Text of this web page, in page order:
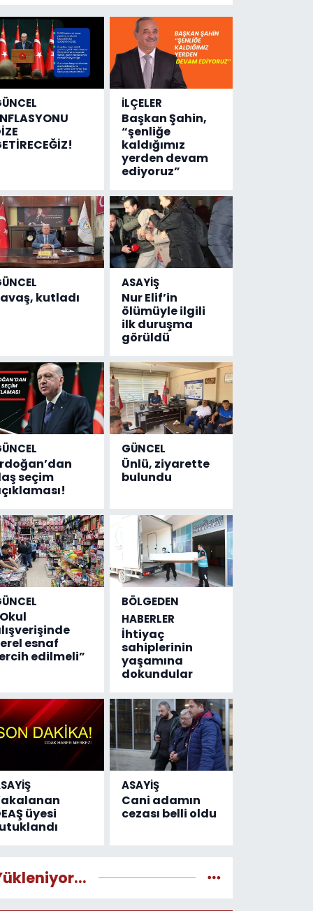
kaza
sayısı!
İLÇELER
Başkan Şahin,
“şenliğe
kaldığımız
yerden devam
ediyoruz”
kutladı
ASAYİŞ
Nur Elif’in
ölümüyle ilgili
ilk duruşma
görüldü
seçim
GÜNCEL
Ünlü, ziyarette
bulundu
esnaf
edilmeli”
BÖLGEDEN
HABERLER
İhtiyaç
sahiplerinin
yaşamına
dokundular
üyesi
ASAYİŞ
Cani adamın
cezası belli oldu